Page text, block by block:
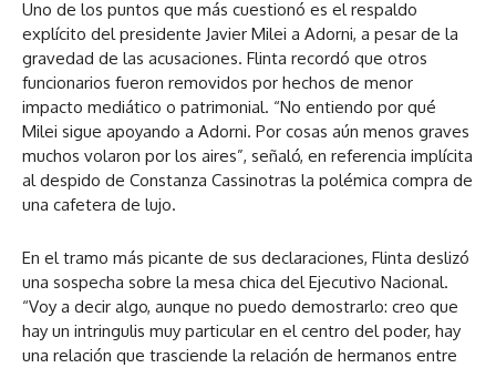
Uno de los puntos que más cuestionó es el respaldo
explícito del presidente Javier Milei a Adorni, a pesar de la
gravedad de las acusaciones. Flinta recordó que otros
funcionarios fueron removidos por hechos de menor
impacto mediático o patrimonial. “No entiendo por qué
Milei sigue apoyando a Adorni. Por cosas aún menos graves
muchos volaron por los aires”, señaló, en referencia implícita
al despido de Constanza Cassinotras la polémica compra de
una cafetera de lujo.
En el tramo más picante de sus declaraciones, Flinta deslizó
una sospecha sobre la mesa chica del Ejecutivo Nacional.
“Voy a decir algo, aunque no puedo demostrarlo: creo que
hay un intringulis muy particular en el centro del poder, hay
una relación que trasciende la relación de hermanos entre